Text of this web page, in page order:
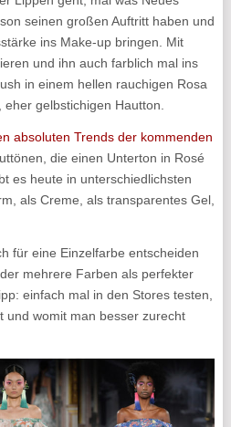
seinen großen Auftritt haben und
ins Make-up bringen. Mit
und ihn auch farblich mal ins
in einem hellen rauchigen Rosa
gelbstichigen Hautton.
absoluten Trends der kommenden
die einen Unterton in Rosé
es heute in unterschiedlichsten
als Creme, als transparentes Gel,
für eine Einzelfarbe entscheiden
mehrere Farben als perfekter
einfach mal in den Stores testen,
und womit man besser zurecht